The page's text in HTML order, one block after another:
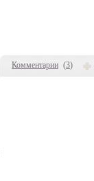
Комментарии (3)